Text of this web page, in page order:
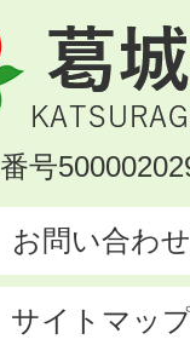
号
お問い合わせ
サイトマッ